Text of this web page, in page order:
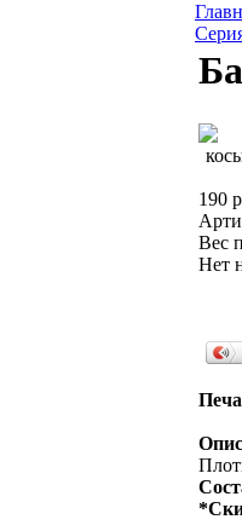
190
Вес
Нет